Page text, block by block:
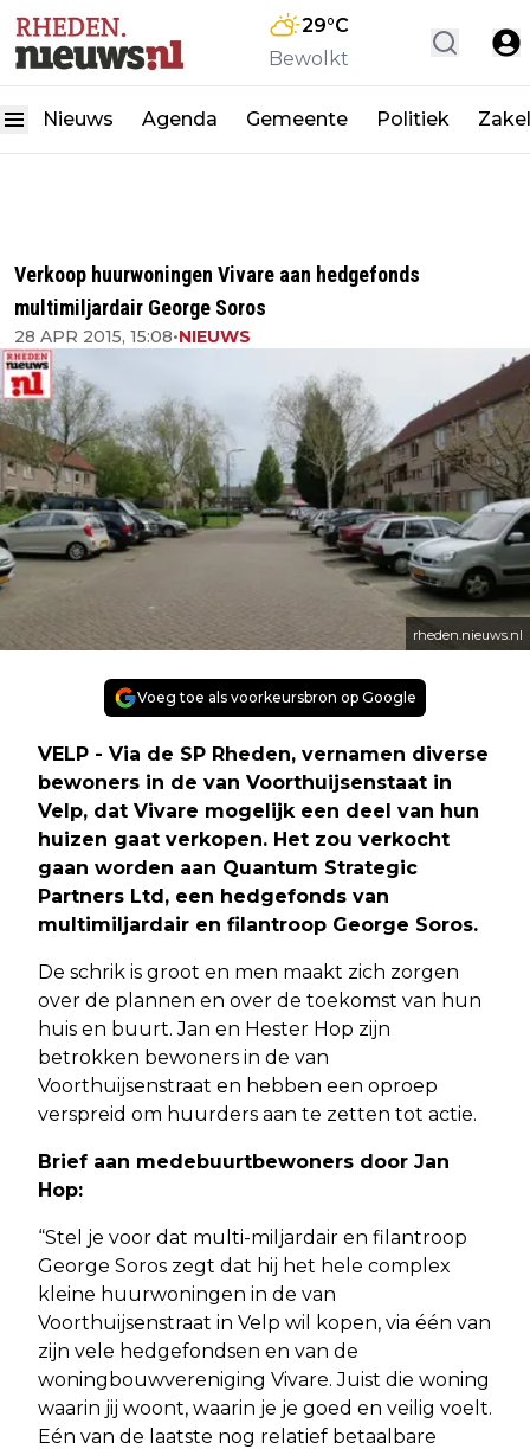
29°C
Bewolkt
Nieuws Agenda Gemeente Politiek
Verkoop huurwoningen Vivare aan hedgefonds
multimiljardair George Soros
28 APR 2015, 15:08•NIEUWS
rheden.nieuws.nl
Voeg toe als voorkeursbron op Google
VELP - Via de SP Rheden, vernamen diverse
bewoners in de van Voorthuijsenstaat in
Velp, dat Vivare mogelijk een deel van hun
huizen gaat verkopen. Het zou verkocht
gaan worden aan Quantum Strategic
Partners Ltd, een hedgefonds van
multimiljardair en filantroop George Soros.
De schrik is groot en men maakt zich zorgen
over de plannen en over de toekomst van hun
huis en buurt. Jan en Hester Hop zijn
betrokken bewoners in de van
Voorthuijsenstraat en hebben een oproep
verspreid om huurders aan te zetten tot actie.
Brief aan medebuurtbewoners door Jan
Hop:
“Stel je voor dat multi-miljardair en filantroop
George Soros zegt dat hij het hele complex
kleine huurwoningen in de van
Voorthuijsenstraat in Velp wil kopen, via één van
zijn vele hedgefondsen en van de
woningbouwvereniging Vivare. Juist die woning
waarin jij woont, waarin je je goed en veilig voelt.
Eén van de laatste nog relatief betaalbare